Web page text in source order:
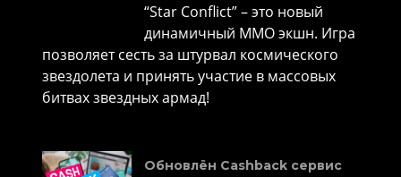
“Star Conflict” – это новый
динамичный MMO экшн. Игра
позволяет сесть за штурвал космического
звездолета и принять участие в массовых
битвах звездных армад!
Обновлён Cashback сервис